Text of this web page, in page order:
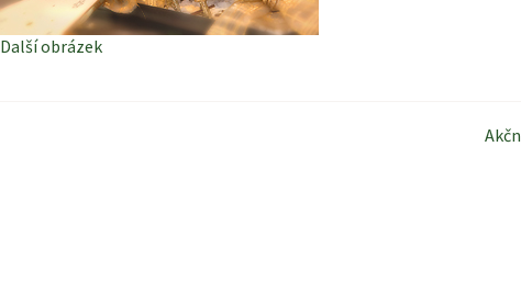
Další obrázek